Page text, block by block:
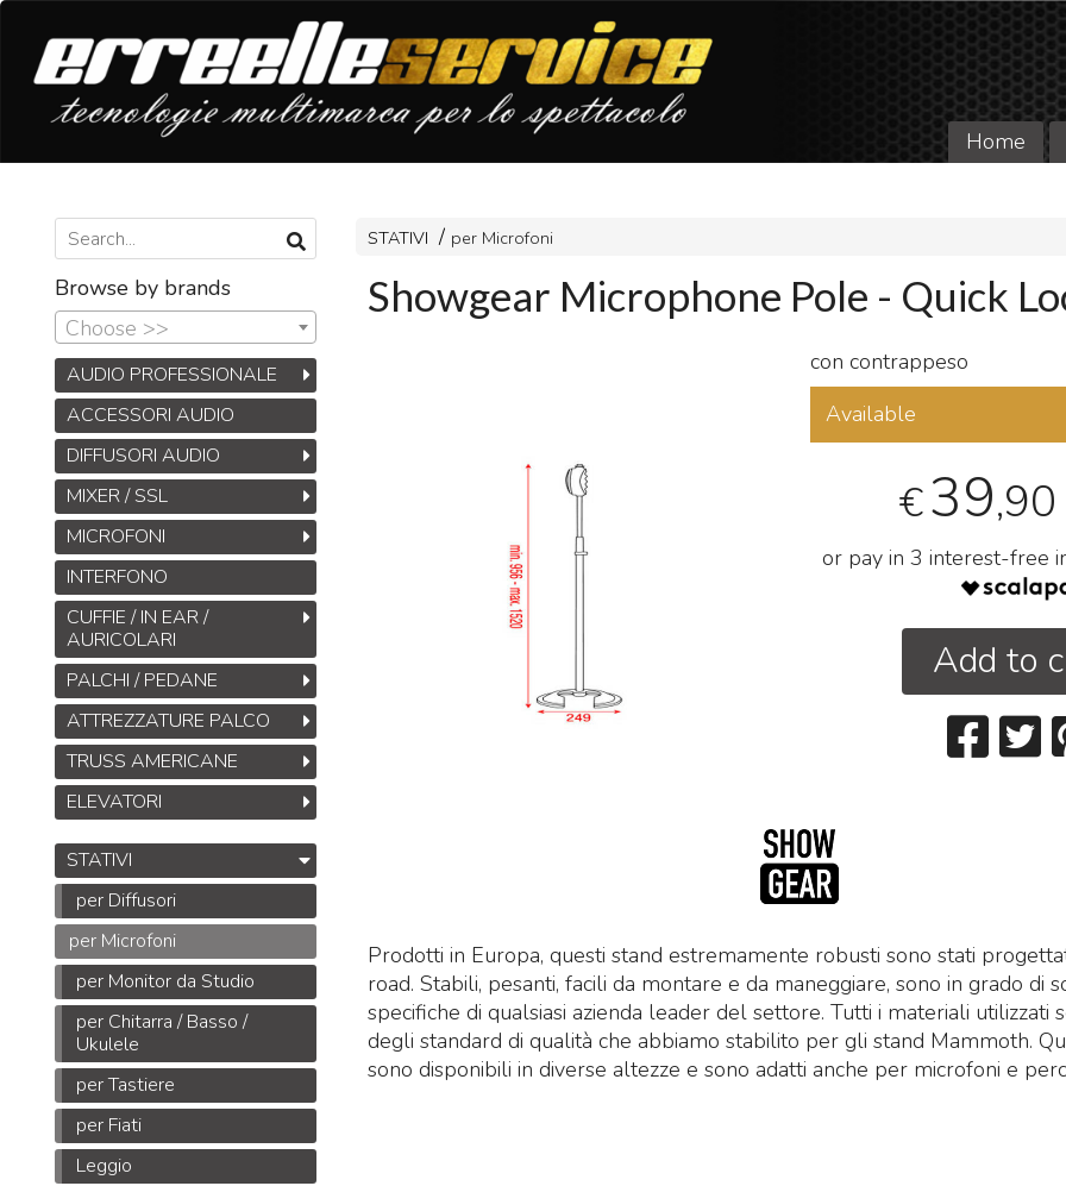
Home
STATIVI per Microfoni
Showgear Microphone Pole - Quick
con contrappeso
Available
€39,90
or pay in 3 interest-free
Add to
Prodotti in Europa, questi stand estremamente robusti sono stati
road. Stabili, pesanti, facili da montare e da maneggiare, sono in grado di
specifiche di qualsiasi azienda leader del settore. Tutti i materiali utilizzati
degli standard di qualità che abbiamo stabilito per gli stand Mammoth.
sono disponibili in diverse altezze e sono adatti anche per microfoni e
Browse by brands
Choose >>
AUDIO PROFESSIONALE
ACCESSORI AUDIO
DIFFUSORI AUDIO
MIXER / SSL
MICROFONI
INTERFONO
CUFFIE / IN EAR /
AURICOLARI
PALCHI / PEDANE
ATTREZZATURE PALCO
TRUSS AMERICANE
ELEVATORI
STATIVI
per Diffusori
per Microfoni
per Monitor da Studio
per Chitarra / Basso /
Ukulele
per Tastiere
per Fiati
Leggio
Midas DL32